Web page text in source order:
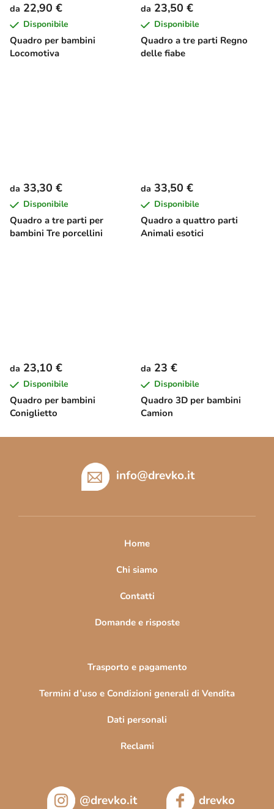
Quadro per bambini
Locomotiva
da 22,90 €
Disponibile
Quadro a tre parti Regno
delle fiabe
da 23,50 €
Disponibile
Quadro a tre parti per
bambini Tre porcellini
da 33,30 €
Disponibile
Quadro a quattro parti
Animali esotici
da 33,50 €
Disponibile
Quadro per bambini
Coniglietto
da 23,10 €
Disponibile
Quadro 3D per bambini
Camion
da 23 €
Disponibile
info@drevko.it
Home
Chi siamo
Contatti
Domande e risposte
Trasporto e pagamento
Termini d’uso e Condizioni generali di Vendita
Dati personali
Reclami
@drevko.it drevko